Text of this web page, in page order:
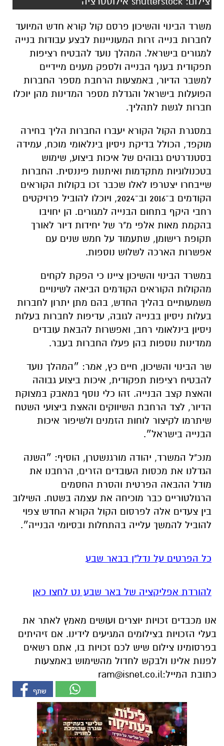
משרד הבינוי והשיכון פרסם קול קורא חדש המיועד
לחברות בנייה זרות המעוניינות לבצע עבודות בנייה
למגורים בישראל. המהלך נועד להבטיח רציפות
תפקודית בענף הבנייה ולספק מענים מיידיים
למשבר הדיור, באמצעות הרחבת מספר החברות
הפועלות בישראל והגדלת מספר המדינות מהן יוכלו
חברות לגשת לתהליך.
במסגרת הקול הקורא יעברו החברות הליך בחירה
מוקפד, הכולל בדיקת ניסיון בינלאומי מוכח, עמידה
בסטנדרטים גבוהים של איכות ביצוע, שימוש
בטכנולוגיות מתקדמות ואיתנות פיננסית. החברות
שייבחרו יצטרפו לאלו שכבר זכו בקולות הקוראים
הקודמים ב־2016 וב־2024, ויוכלו להוביל פרויקטים
רחבי היקף בתחום הבנייה למגורים. הן יחויבו
בהקמת מאות אלפי מ"ר של יחידות דיור לאורך
תקופת רישומן, שתעמוד על חמש שנים עם
אפשרות הארכה לשלוש נוספות.
במשרד הבינוי והשיכון ציינו כי הפקת לקחים
מהקולות הקוראים הקודמים הביאה לשינויים
משמעותיים בהליך החדש, בהם מתן יתרון לחברות
בעלות ניסיון בבנייה לגובה, עדיפות לחברות בעלות
ניסיון בינלאומי רחב, ואפשרות להבאת עובדים
ממדינות נוספות בהן פעלו החברות בעבר.
שר הבינוי והשיכון, חיים כץ, אמר: ״המהלך נועד
להבטיח רציפות תפקודית, איכות ביצוע גבוהה
והאצת קצב הבנייה. זהו כלי נוסף במאבק במצוקת
הדיור, לצד הרחבת השיווקים והאצת ביצועי השטח
שיתרמו לקיצור לוחות הזמנים ולשיפור איכות
הבנייה בישראל״.
מנכ"ל המשרד, יהודה מורגנשטרן, הוסיף: ״השנה
הגדלנו את מכסות העובדים הזרים, הרחבנו את
מודל ההבאה הפרטית והסרת החסמים
הרגולטוריים כבר מוכיחה את עצמה בשטח. השילוב
בין צעדים אלה לפרסום הקול הקורא החדש צפוי
להוביל להמשך עלייה בהתחלות ובסיומי הבנייה״.
כל הפרטים על נדל"ן בבאר שבע
להורדת אפליקציה של באר שבע נט לחצו כאן
אנו מכבדים זכויות יוצרים ועושים מאמץ לאתר את
בעלי הזכויות בצילומים המגיעים לידינו. אם זיהיתים
בפרסומינו צילום שיש לכם זכויות בו, אתם רשאים
לפנות אלינו ולבקש לחדול מהשימוש באמצעות
כתובת המייל:ram@isnet.co.il